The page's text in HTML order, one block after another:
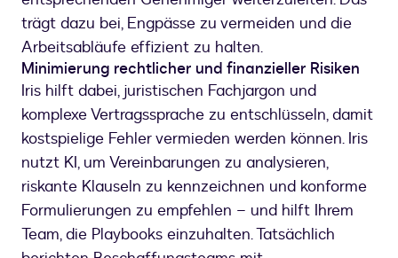
trägt dazu bei, Engpässe zu vermeiden und die
Arbeitsabläufe effizient zu halten.
Minimierung rechtlicher und finanzieller Risiken
Iris hilft dabei, juristischen Fachjargon und
komplexe Vertragssprache zu entschlüsseln, damit
kostspielige Fehler vermieden werden können. Iris
nutzt KI, um Vereinbarungen zu analysieren,
riskante Klauseln zu kennzeichnen und konforme
Formulierungen zu empfehlen – und hilft Ihrem
Team, die Playbooks einzuhalten. Tatsächlich